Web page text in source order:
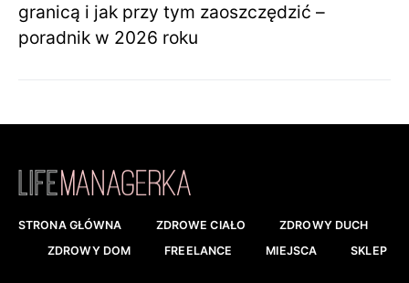
granicą i jak przy tym zaoszczędzić –
poradnik w 2026 roku
STRONA GŁÓWNA ZDROWE CIAŁO
ZDROWY DUCH
ZDROWY DOM
FREELANCE MIEJSCA SKLEP